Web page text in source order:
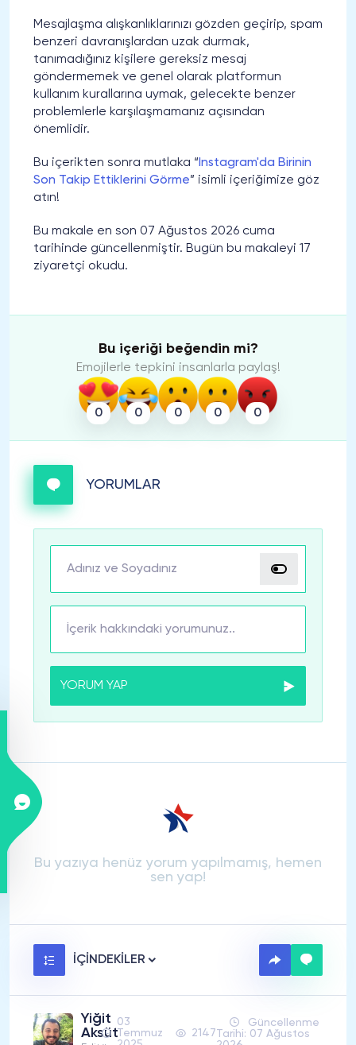
Mesajlaşma alışkanlıklarınızı gözden geçirip, spam
benzeri davranışlardan uzak durmak,
tanımadığınız kişilere gereksiz mesaj
göndermemek ve genel olarak platformun
kullanım kurallarına uymak, gelecekte benzer
problemlerle karşılaşmamanız açısından
önemlidir.
Bu içerikten sonra mutlaka “ Instagram'da Birinin
Son Takip Ettiklerini Görme” isimli içeriğimize göz
atın!
Bu makale en son 07 Ağustos 2026 cuma
tarihinde güncellenmiştir. Bugün bu makaleyi 17
ziyaretçi okudu.
Bu içeriği beğendin mi?
Emojilerle tepkini insanlarla paylaş!
0 0 0 0 0
YORUMLAR
YORUM YAP
Bu yazıya henüz yorum yapılmamış, hemen
sen yap!
İÇİNDEKİLER
Yiğit
Aksüt
03
Temmuz
2147
Güncellenme
Tarihi: 07 Ağustos